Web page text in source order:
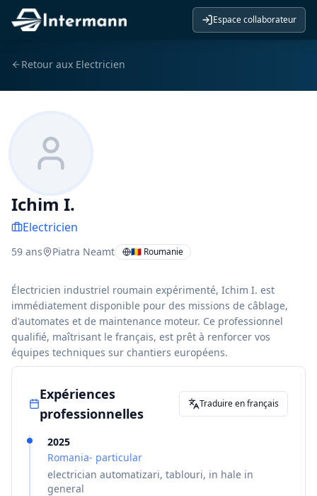
Espace collaborateur
Retour aux Electricien
Ichim I.
Electricien
59 ans Piatra Neamt 🇷🇴 Roumanie
Électricien industriel roumain expérimenté, Ichim I. est
immédiatement disponible pour des missions de câblage,
d'automates et de maintenance moteur. Ce professionnel
qualifié, maîtrisant le français, est prêt à renforcer vos
équipes techniques sur chantiers européens.
Expériences
professionnelles
Traduire en français
2025
Romania- particular
electrician automatizari, tablouri, in hale in
general